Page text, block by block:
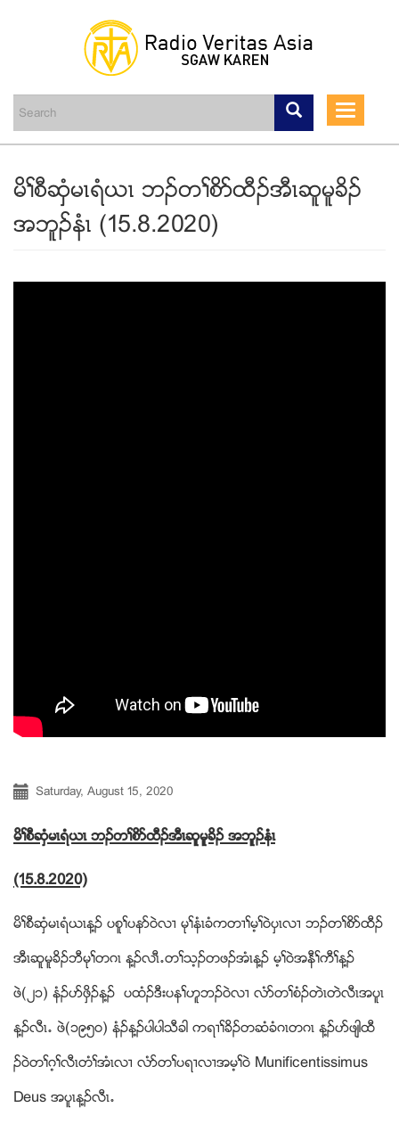
content
Toggle
မိႈစီဆွံမၚရံဎၚ ဘဥတႈစိဏထီဥအီၚဆူမူခိဥ
အဘူဥနံၚ (15.8.2020)
Saturday, August 15, 2020
မိႈစီဆွံမၚရံဎၚ ဘဥတႈစိဏထီဥအီၚဆူမူခိဥ အဘူဥနံၚ
(15.8.2020)
မိႈစီဆွံမၚရံဎၚန႔ဥ ပစူႈပနဏ၀ဲလ႕ မုႈနံၚခံကတ႕ႈမ့ႈ၀ဲပွၚလ႕ ဘဥတႈစိဏထီဥ
အီၚဆူမူခိဥဘီမုႈတဂၚ န႔ဥလၚီ’တႈသ့ဥတဖဥအံၚန႔ဥ မ့ႈ၀ဲအနီႈကီႈန႔ဥ
ဖဲ(၂၁) နံဥပဏဖွိဥန႔ဥ ပထံဥဒီးပနႈဟူဘဥ၀ဲလ႕ လံဏတႈစံဥတဲၚတဲလီၚအပူၚ
န႔ဥလီၚ’ ဖဲ(၁၉၅၀) နံဥန႔ဥပါပါသီခါ ကရ႕ႈခိဥတဆံခံဂၚတဂၚ န႔ဥပဏဖ်ါထီ
ဥ၀ဲတႈဂ့ႈလီၚတံႈအံၚလ႕ လံဏတႈပရ႕လ႕အမ့ႈ၀ဲ Munificentissimus
Deus အပူၚန႔ဥလီၚ’